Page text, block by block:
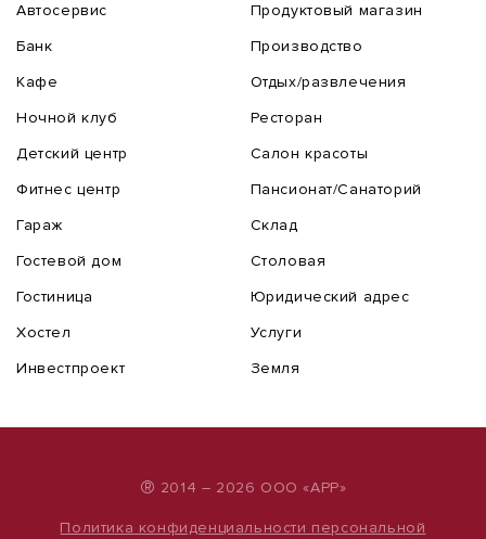
Автосервис
Банк
Кафе
Ночной клуб
Детский центр
Фитнес центр
Гараж
Гостевой дом
Гостиница
Хостел
Инвестпроект
Продуктовый магазин
Производство
Отдых/развлечения
Ресторан
Салон красоты
Пансионат/Санаторий
Склад
Столовая
Юридический адрес
Услуги
Земля
® 2014 – 2026 ООО «АРР»
Политика конфиденциальности персональной